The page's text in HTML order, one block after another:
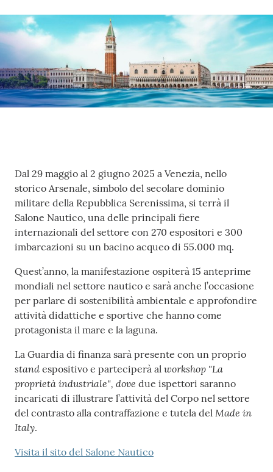
Istituti
di
formazione
Seguici
su
Contenuto
Dal 29 maggio al 2 giugno 2025 a Venezia, nello
storico Arsenale, simbolo del secolare dominio
militare della Repubblica Serenissima, si terrà il
Salone Nautico, una delle principali fiere
internazionali del settore con 270 espositori e 300
imbarcazioni su un bacino acqueo di 55.000 mq.
Quest’anno, la manifestazione ospiterà 15 anteprime
mondiali nel settore nautico e sarà anche l’occasione
per parlare di sostenibilità ambientale e approfondire
attività didattiche e sportive che hanno come
protagonista il mare e la laguna.
La Guardia di finanza sarà presente con un proprio
stand espositivo e parteciperà al workshop "La
proprietà industriale", dove due ispettori saranno
incaricati di illustrare l’attività del Corpo nel settore
del contrasto alla contraffazione e tutela del Made in
Italy.
Visita il sito del Salone Nautico